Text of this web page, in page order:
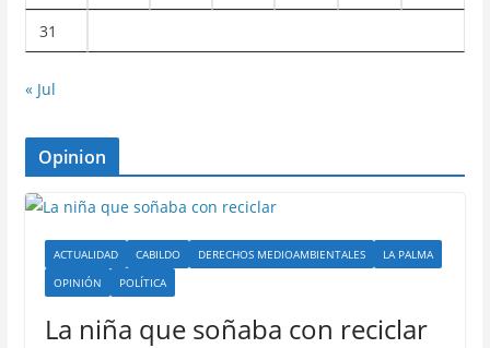
31
« Jul
Opinion
ACTUALIDAD CABILDO DERECHOS MEDIOAMBIENTALES
LA PALMA
OPINIÓN
POLÍTICA
La niña que soñaba con reciclar